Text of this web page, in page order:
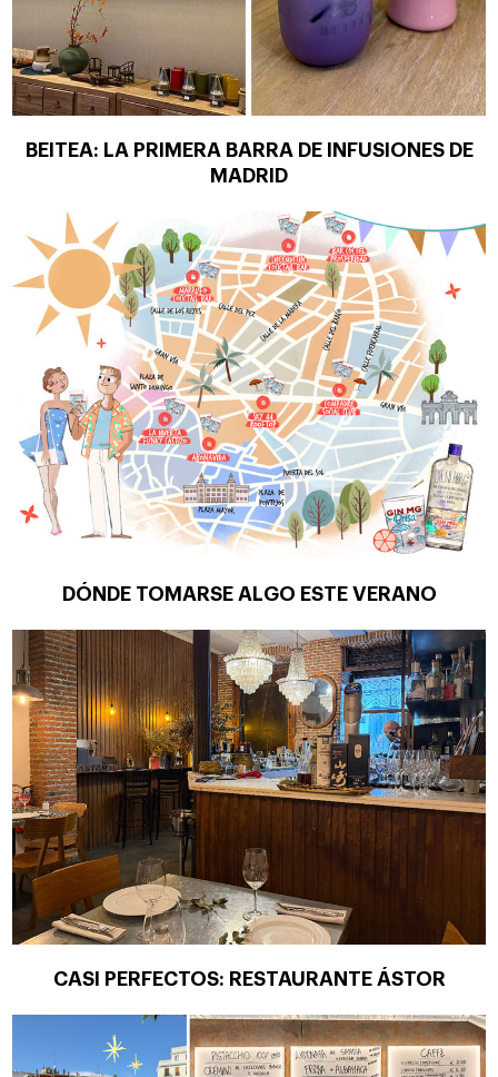
BEITEA: LA PRIMERA BARRA DE INFUSIONES DE
MADRID
DÓNDE TOMARSE ALGO ESTE VERANO
CASI PERFECTOS: RESTAURANTE ÁSTOR